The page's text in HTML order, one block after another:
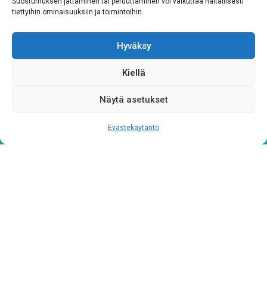
tiettyihin ominaisuuksiin ja toimintoihin.
Hyväksy
Kiellä
Näytä asetukset
Evästekäytäntö
Hyväksyn ehdot